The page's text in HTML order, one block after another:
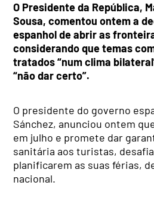
O Presidente da República,
Sousa, comentou ontem a
espanhol de abrir as
considerando que temas
tratados “num clima
“não dar certo”.
O presidente do governo
Sánchez, anunciou ontem
em julho e promete dar
sanitária aos turistas,
planificarem as suas férias,
nacional.